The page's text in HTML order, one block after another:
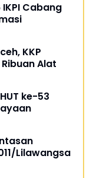
Cabang
KKP
Alat
ke-53
Lilawangsa